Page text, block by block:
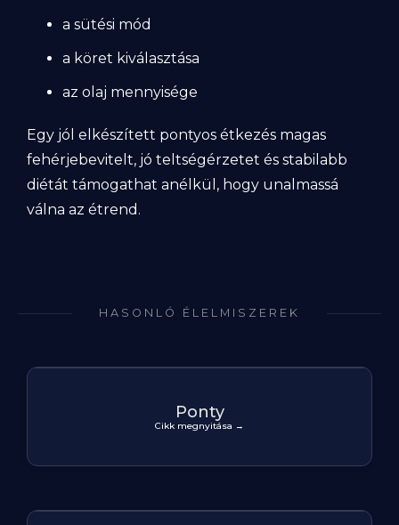
a sütési mód
a köret kiválasztása
az olaj mennyisége
Egy jól elkészített pontyos étkezés magas
fehérjebevitelt, jó teltségérzetet és stabilabb
diétát támogathat anélkül, hogy unalmassá
válna az étrend.
HASONLÓ ÉLELMISZEREK
Ponty
Cikk megnyitása →